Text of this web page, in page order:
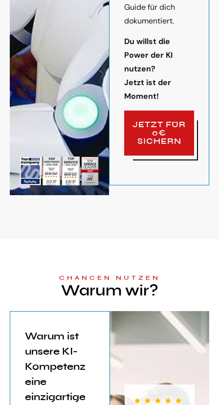
Guide für dich
dokumentiert.
Du willst die
Power der KI
nutzen?
Jetzt ist der
Moment!
JETZT FÜR
0€
SICHERN
CHANCEN NUTZEN
Warum wir?
Warum ist
unsere KI-
Kompetenz
eine
einzigartige